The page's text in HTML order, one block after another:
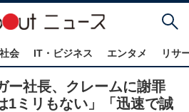
社会 IT・ビジネス エンタメ リサ
ー社長、クレームに謝罪
1ミリもない」「迅速で誠